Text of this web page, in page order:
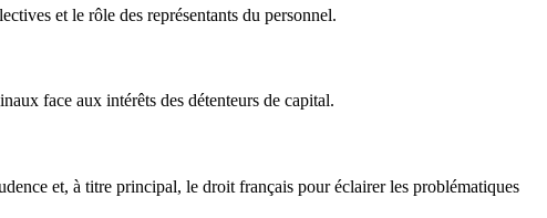
et le rôle des représentants du personnel.
face aux intérêts des détenteurs de capital.
et, à titre principal, le droit français pour éclairer les problématiques